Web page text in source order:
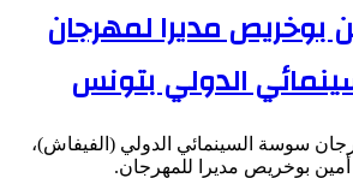
بوخريص مديرا لمهرجان
الدولي بتونس
سوسة السينمائي الدولي (الفيفاش)،
أمين بوخريص مديرا للمهرجان.